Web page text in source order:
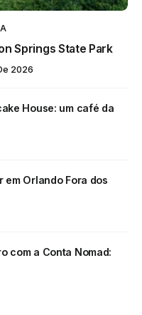
Springs State Park
2026
House: um café da
em Orlando Fora dos
com a Conta Nomad: